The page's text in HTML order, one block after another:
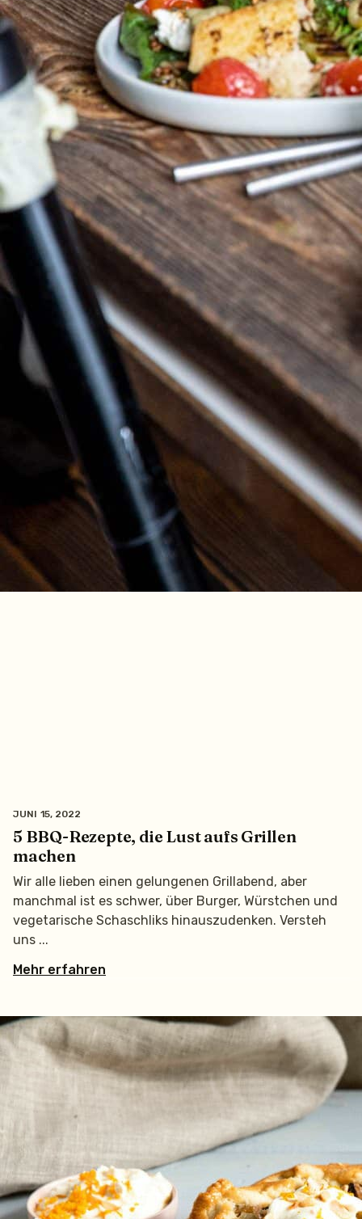
5 BBQ-Rezepte, die Lust aufs Grillen
machen
JUNI 15, 2022
Wir alle lieben einen gelungenen Grillabend, aber
manchmal ist es schwer, über Burger, Würstchen und
vegetarische Schaschliks hinauszudenken. Versteh
uns
Mehr erfahren